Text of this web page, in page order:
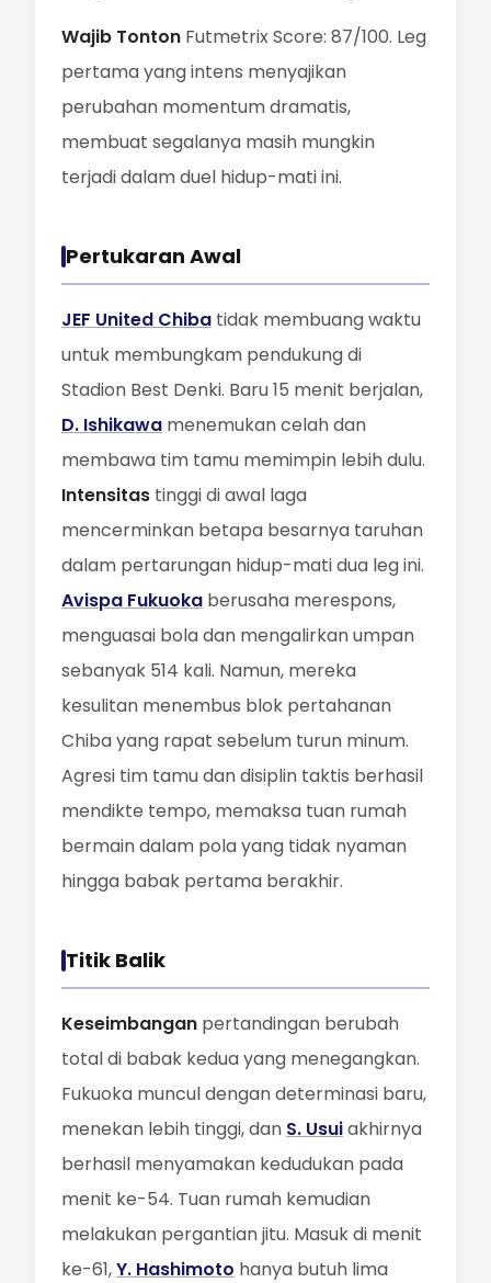
Wajib Tonton Futmetrix Score: 87/100. Leg
pertama yang intens menyajikan
perubahan momentum dramatis,
membuat segalanya masih mungkin
terjadi dalam duel hidup-mati ini.
Pertukaran Awal
JEF United Chiba tidak membuang waktu
untuk membungkam pendukung di
Stadion Best Denki. Baru 15 menit berjalan,
D. Ishikawa menemukan celah dan
membawa tim tamu memimpin lebih dulu.
Intensitas tinggi di awal laga
mencerminkan betapa besarnya taruhan
dalam pertarungan hidup-mati dua leg ini.
Avispa Fukuoka berusaha merespons,
menguasai bola dan mengalirkan umpan
sebanyak 514 kali. Namun, mereka
kesulitan menembus blok pertahanan
Chiba yang rapat sebelum turun minum.
Agresi tim tamu dan disiplin taktis berhasil
mendikte tempo, memaksa tuan rumah
bermain dalam pola yang tidak nyaman
hingga babak pertama berakhir.
Titik Balik
Keseimbangan pertandingan berubah
total di babak kedua yang menegangkan.
Fukuoka muncul dengan determinasi baru,
menekan lebih tinggi, dan S. Usuiakhirnya
berhasil menyamakan kedudukan pada
menit ke-54. Tuan rumah kemudian
melakukan pergantian jitu. Masuk di menit
ke-61,Y. Hashimoto hanya butuh lima